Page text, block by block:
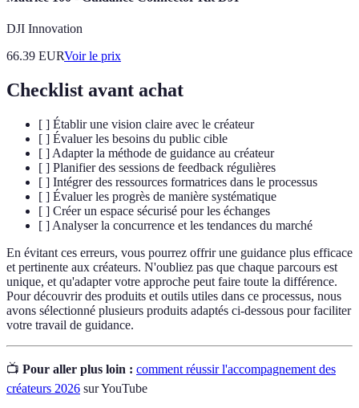
DJI Innovation
66.39 EURVoir le prix
Checklist avant achat
[ ] Établir une vision claire avec le créateur
[ ] Évaluer les besoins du public cible
[ ] Adapter la méthode de guidance au créateur
[ ] Planifier des sessions de feedback régulières
[ ] Intégrer des ressources formatrices dans le processus
[ ] Évaluer les progrès de manière systématique
[ ] Créer un espace sécurisé pour les échanges
[ ] Analyser la concurrence et les tendances du marché
En évitant ces erreurs, vous pourrez offrir une guidance plus efficace
et pertinente aux créateurs. N'oubliez pas que chaque parcours est
unique, et qu'adapter votre approche peut faire toute la différence.
Pour découvrir des produits et outils utiles dans ce processus, nous
avons sélectionné plusieurs produits adaptés ci-dessous pour faciliter
votre travail de guidance.
📺 Pour aller plus loin : comment réussir l'accompagnement des
créateurs 2026 sur YouTube